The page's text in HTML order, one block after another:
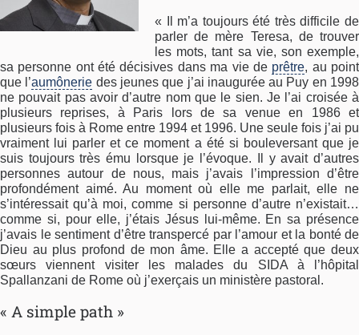
« Il m’a toujours été très difficile de
parler de mère Teresa, de trouver
les mots, tant sa vie, son exemple,
sa personne ont été décisives dans ma vie de prêtre, au point
que l’aumônerie des jeunes que j’ai inaugurée au Puy en 1998
ne pouvait pas avoir d’autre nom que le sien. Je l’ai croisée à
plusieurs reprises, à Paris lors de sa venue en 1986 et
plusieurs fois à Rome entre 1994 et 1996. Une seule fois j’ai pu
vraiment lui parler et ce moment a été si bouleversant que je
suis toujours très ému lorsque je l’évoque. Il y avait d’autres
personnes autour de nous, mais j’avais l’impression d’être
profondément aimé. Au moment où elle me parlait, elle ne
s’intéressait qu’à moi, comme si personne d’autre n’existait…
comme si, pour elle, j’étais Jésus lui-même. En sa présence
j’avais le sentiment d’être transpercé par l’amour et la bonté de
Dieu au plus profond de mon âme. Elle a accepté que deux
sœurs viennent visiter les malades du SIDA à l’hôpital
Spallanzani de Rome où j’exerçais un ministère pastoral.
« A simple path »